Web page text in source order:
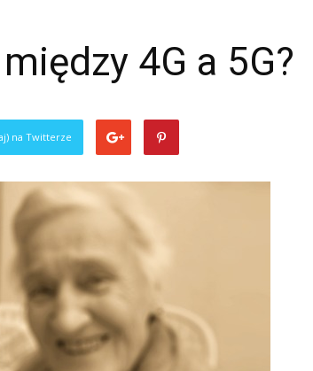
4G a 5G?
na Twitterze